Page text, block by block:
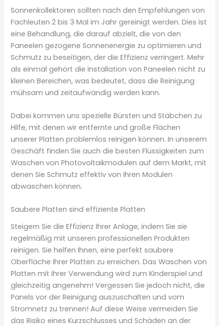
Sonnenkollektoren sollten nach den Empfehlungen von
Fachleuten 2 bis 3 Mal im Jahr gereinigt werden. Dies ist
eine Behandlung, die darauf abzielt, die von den
Paneelen gezogene Sonnenenergie zu optimieren und
Schmutz zu beseitigen, der die Effizienz verringert. Mehr
als einmal gehört die Installation von Paneelen nicht zu
kleinen Bereichen, was bedeutet, dass die Reinigung
mühsam und zeitaufwändig werden kann.
Dabei kommen uns spezielle Bürsten und Stäbchen zu
Hilfe, mit denen wir entfernte und große Flächen
unserer Platten problemlos reinigen können. In unserem
Geschäft finden Sie auch die besten Flüssigkeiten zum
Waschen von Photovoltaikmodulen auf dem Markt, mit
denen Sie Schmutz effektiv von Ihren Modulen
abwaschen können.
Saubere Platten sind effiziente Platten
Steigern Sie die Effizienz Ihrer Anlage, indem Sie sie
regelmäßig mit unseren professionellen Produkten
reinigen. Sie helfen Ihnen, eine perfekt saubere
Oberfläche Ihrer Platten zu erreichen. Das Waschen von
Platten mit ihrer Verwendung wird zum Kinderspiel und
gleichzeitig angenehm! Vergessen Sie jedoch nicht, die
Panels vor der Reinigung auszuschalten und vom
Stromnetz zu trennen! Auf diese Weise vermeiden Sie
das Risiko eines Kurzschlusses und Schäden an der